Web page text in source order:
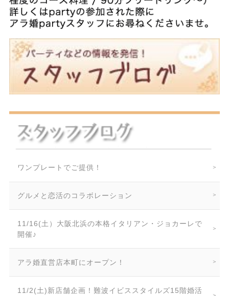
ワンプレートでご提供！
グルメと恋活のコラボレーション
11/16(土）大阪北浜の本格イタリアン・ジョカーレで
開催♪
アラ婚直営店本町にオープン！
11/2(土)新店舗企画！難波イビススタイルズ15階婚活